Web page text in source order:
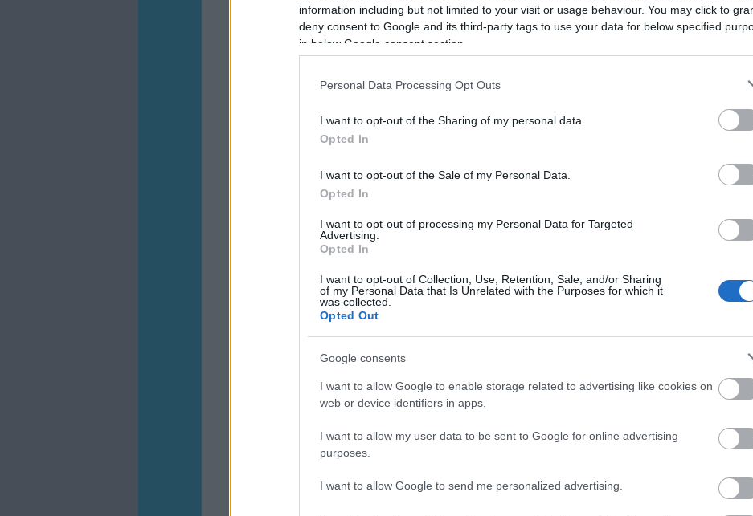
information including but not limited to your visit or usage behaviour. You may click to
deny consent to Google and its third-party tags to use your data for below specified
in below Google consent section.
Personal Data Processing Opt Outs
I want to opt-out of the Sharing of my personal data.
Opted In
I want to opt-out of the Sale of my Personal Data.
Opted In
I want to opt-out of processing my Personal Data for Targeted
Advertising.
Opted In
I want to opt-out of Collection, Use, Retention, Sale, and/or Sharing
of my Personal Data that Is Unrelated with the Purposes for which it
was collected.
Opted Out
Google consents
I want to allow Google to enable storage related to advertising like cookies on
web or device identifiers in apps.
I want to allow my user data to be sent to Google for online advertising
purposes.
I want to allow Google to send me personalized advertising.
Hírlevél
Archívum
2022
2022
2022
2022 április
2021
2021